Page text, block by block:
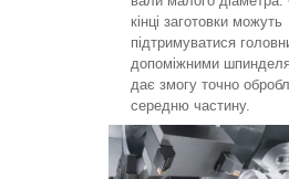
кінці заготовки можуть
підтримуватися
допоміжними
дає змогу точно
середню частину.